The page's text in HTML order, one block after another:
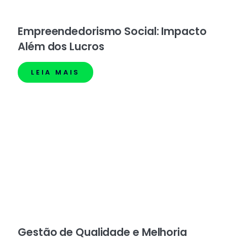
Empreendedorismo Social: Impacto
Além dos Lucros
LEIA MAIS
Gestão de Qualidade e Melhoria